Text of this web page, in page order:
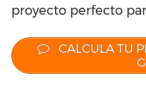
proyecto perfecto
CALCULA TU